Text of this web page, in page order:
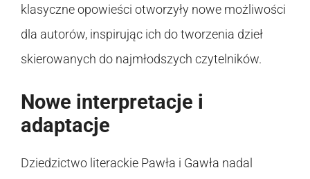
klasyczne opowieści otworzyły nowe możliwości
dla autorów, inspirując ich do tworzenia dzieł
skierowanych do najmłodszych czytelników.
Nowe interpretacje i
adaptacje
Dziedzictwo literackie Pawła i Gawła nadal